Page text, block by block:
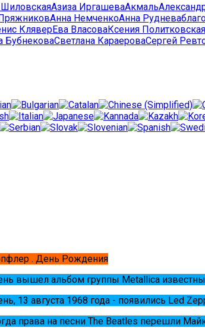
ШиловскаяАзиза ИргашеваАкмаль
Анна НемченкоАнна Руднева
КляверЕва ВласоваКсения Политковская
БубнековаСветлана КараероваСергей
. День Рождения
вышел альбом группы Metallica
13 августа 1968 года - появились Led
права на песни The Beatles перешли